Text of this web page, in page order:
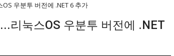
우분투 버전에 .NET 6 추가
리눅스OS 우분투 버전에 .NET